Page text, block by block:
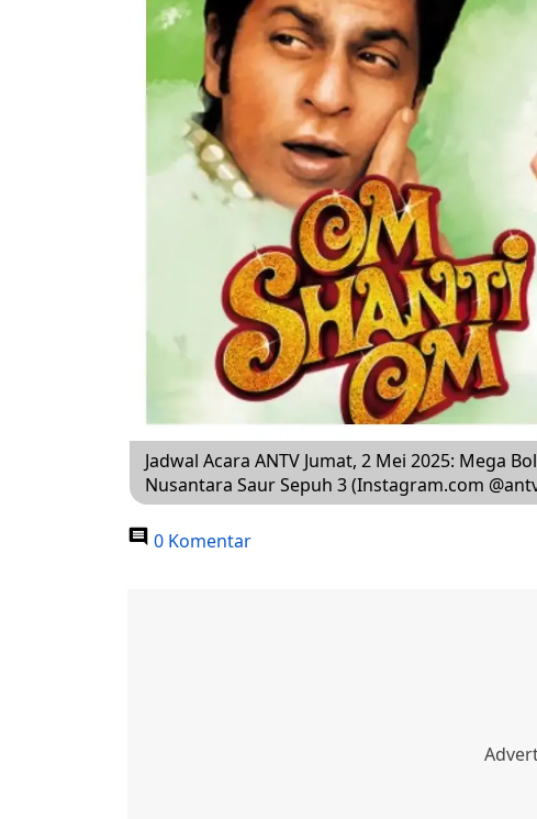
Jadwal Acara ANTV Jumat, 2 Mei 2025: Mega
Nusantara Saur Sepuh 3 (Instagram.com
0 Komentar